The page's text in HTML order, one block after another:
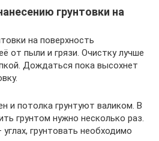
грунтовки на
на поверхность
от пыли и грязи. Очистку лучше
Дождаться пока высохнет
и потолка грунтуют валиком. В
грунтом нужно несколько раз.
грунтовать необходимо